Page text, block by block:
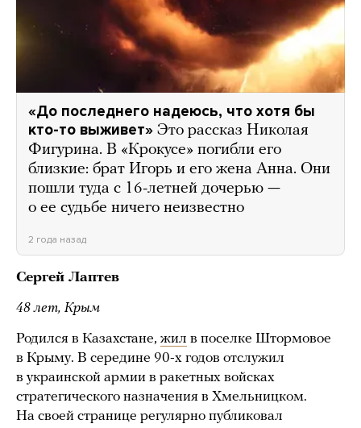
«До последнего надеюсь, что хотя бы
кто-то выживет» Это рассказ Николая
Фигурина. В «Крокусе» погибли его
близкие: брат Игорь и его жена Анна. Они
пошли туда с 16-летней дочерью —
о ее судьбе ничего неизвестно
2 года назад
Сергей Лаптев
48 лет, Крым
Родился в Казахстане, жил в поселке Штормовое
в Крыму. В середине 90-х годов отслужил
в украинской армии в ракетных войсках
стратегического назначения в Хмельницком.
На своей странице регулярно публиковал